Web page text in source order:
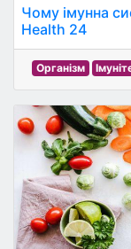
Чому імунна
Health 24
Організм